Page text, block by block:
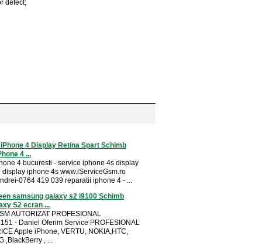
defect;
4 Display Retina Spart Schimb
4 ...
4 bucuresti - service iphone 4s display
display iphone 4s www.iServiceGsm.ro
0764 419 039 reparatii iphone 4 - ...
samsung galaxy s2 i9100 Schimb
S2 ecran ...
AUTORIZAT PROFESIONAL
- Daniel Oferim Service PROFESIONAL
Apple iPhone, VERTU, NOKIA,HTC,
,BlackBerry , ...